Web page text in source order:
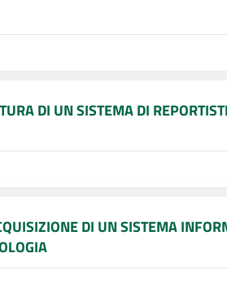
DI UN SISTEMA DI
DI UN SISTEMA